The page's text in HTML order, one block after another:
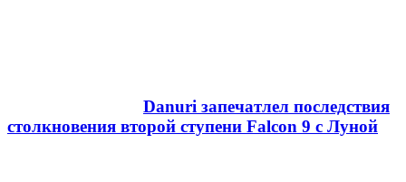
Danuri запечатлел последствия
столкновения второй ступени Falcon 9 с Луной